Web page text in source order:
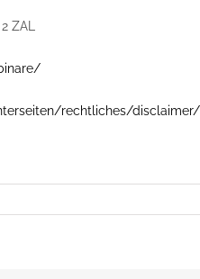
ZAL
rechtliches/disclaimer/